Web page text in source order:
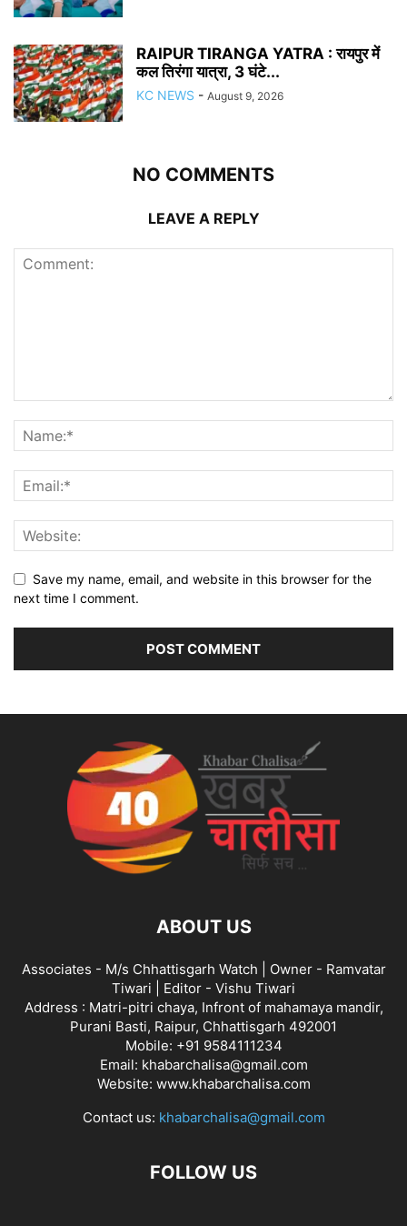
RAIPUR TIRANGA YATRA : रायपुर में
कल तिरंगा यात्रा, 3 घंटे...
KC NEWS - August 9, 2026
NO COMMENTS
LEAVE A REPLY
Save my name, email, and website in this browser for the
next time I comment.
ABOUT US
Associates - M/s Chhattisgarh Watch | Owner - Ramvatar
Tiwari | Editor - Vishu Tiwari
Address : Matri-pitri chaya, Infront of mahamaya mandir,
Purani Basti, Raipur, Chhattisgarh 492001
Mobile: +91 9584111234
Email: khabarchalisa@gmail.com
Website: www.khabarchalisa.com
Contact us: khabarchalisa@gmail.com
FOLLOW US